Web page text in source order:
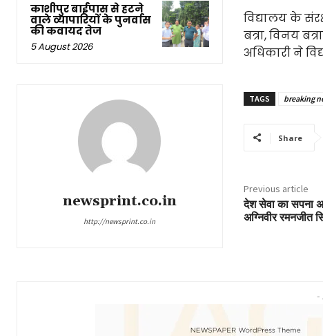
काशीपुर बाईपास से हटने
वाले व्यापारियों के पुनर्वास
की कवायद तेज
5 August 2026
newsprint.co.in
http://newsprint.co.in
विद्यालय के
बत्रा, विनय
अधिकारी ने
TAGS breaking
Share
Previous article
देश सेवा का सपना
अग्निवीर रमनजीत
-